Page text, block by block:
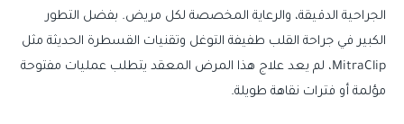
الجراحية الدقيقة، والرعاية المخصصة لكل مريض. بفضل التطور
الكبير في جراحة القلب طفيفة التوغل وتقنيات القسطرة الحديثة مثل
MitraClip، لم يعد علاج هذا المرض المعقد يتطلب عمليات مفتوحة
مؤلمة أو فترات نقاهة طويلة.